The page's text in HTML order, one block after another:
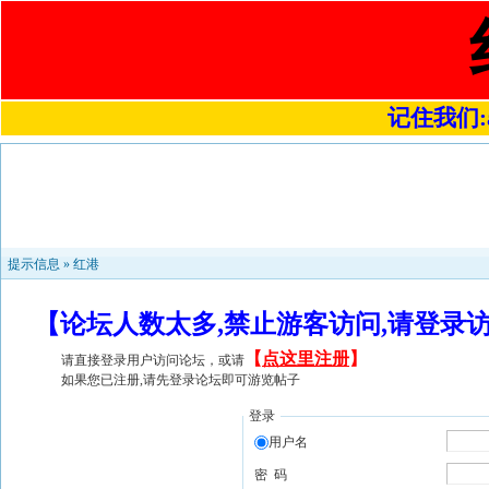
记住我们
提示信息 » 红港
【论坛人数太多,禁止游客访问,请登
请直接登录用户访问论坛，或请 【 点这里注册】
如果您已注册,请先登录论坛即可游览帖子
登录
用户名
密 码